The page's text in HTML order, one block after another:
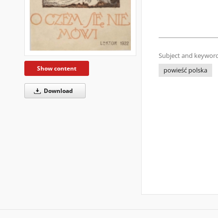
Show content
Download
Subject and
powieść polska